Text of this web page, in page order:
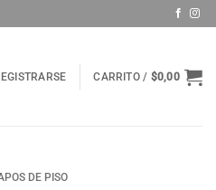
CARRITO / $0,00
DE PISO